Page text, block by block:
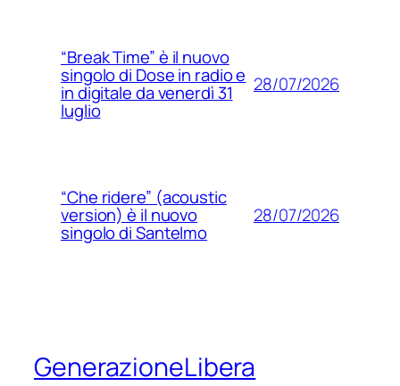
“Break Time” è il nuovo
singolo di Dose in radio e
in digitale da venerdì 31
luglio
28/07/2026
“Che ridere” (acoustic
version) è il nuovo
singolo di Santelmo
28/07/2026
GenerazioneLibera